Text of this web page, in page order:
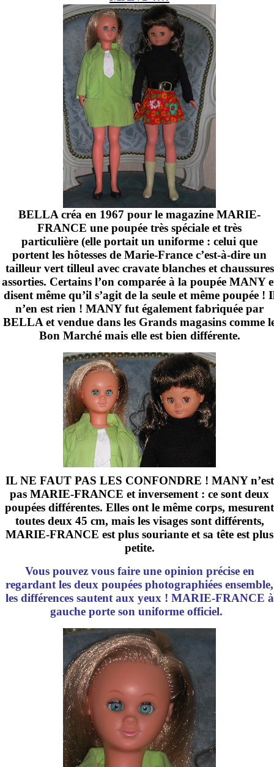
BELLA créa en 1967 pour le magazine MARIE-
FRANCE une poupée très spéciale et très
particulière (elle portait un uniforme : celui que
portent les hôtesses de Marie-France c’est-à-dire un
tailleur vert tilleul avec cravate blanches et chaussures
assorties. Certains l’on comparée à la poupée MANY
disent même qu’il s’agit de la seule et même poupée !
n’en est rien ! MANY fut également fabriquée par
BELLA et vendue dans les Grands magasins comme
Bon Marché mais elle est bien différente.
IL NE FAUT PAS LES CONFONDRE ! MANY n’est
pas MARIE-FRANCE et inversement : ce sont deux
poupées différentes. Elles ont le même corps, mesurent
toutes deux 45 cm, mais les visages sont différents,
MARIE-FRANCE est plus souriante et sa tête est plus
petite.
Vous pouvez vous faire une opinion précise en
regardant les deux poupées photographiées ensemble,
les différences sautent aux yeux ! MARIE-FRANCE à
gauche porte son uniforme officiel.